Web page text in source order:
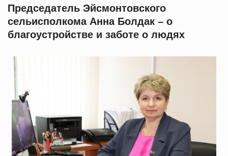
Председатель Эйсмонтовского
сельисполкома Анна Болдак – о
благоустройстве и заботе о людях